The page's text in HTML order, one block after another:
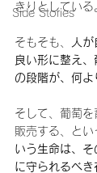
Side Stories
きりとしている
そもそも、
人
良い形に整え
の段階が、何
そして、葡萄
販売する、とい
いう生命は、
に守られるべき